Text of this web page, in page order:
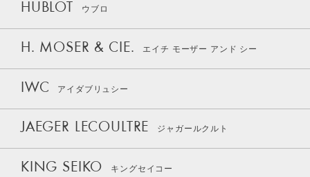
HUBLOT ウブロ
H. MOSER & CIE. エイチ モーザー アンド シー
IWC アイダブリュシー
JAEGER LECOULTRE ジャガールクルト
KING SEIKO キングセイコー